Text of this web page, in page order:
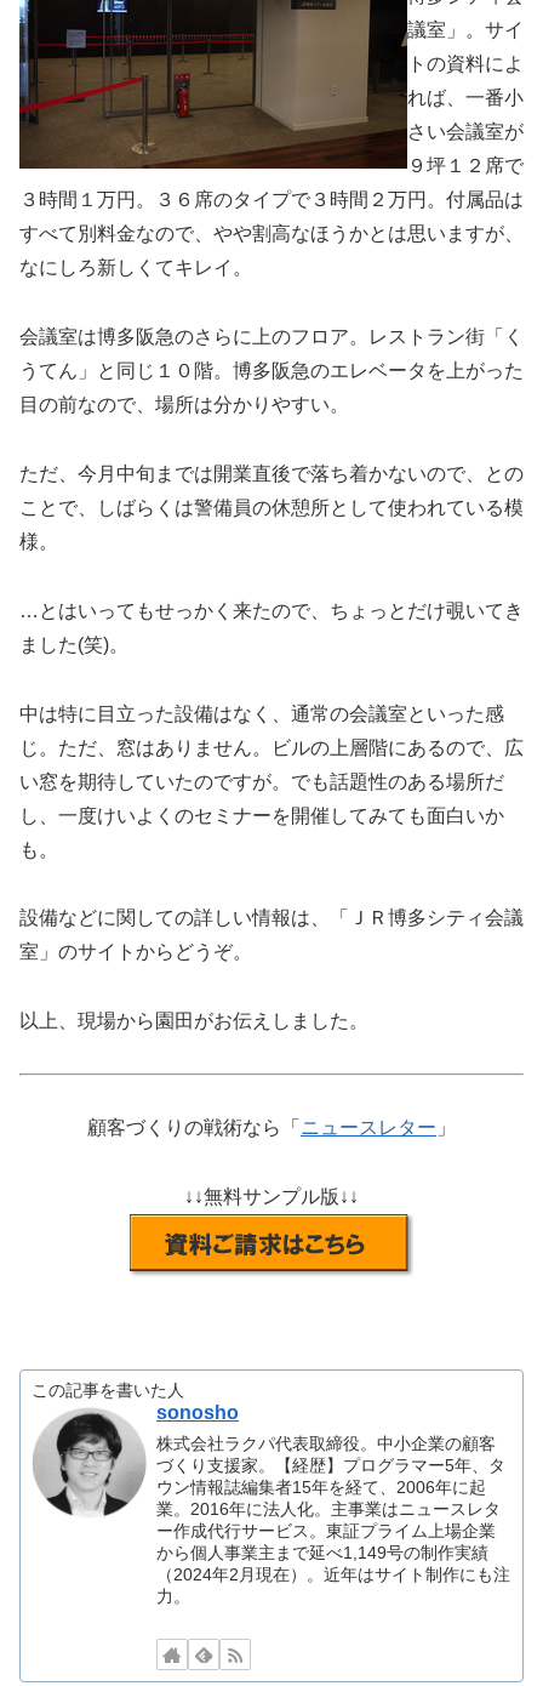
議室」。サイ
トの資料によ
れば、一番小
さい会議室が
９坪１２席で
３時間１万円。３６席のタイプで３時間２万円。付属品は
すべて別料金なので、やや割高なほうかとは思いますが、
なにしろ新しくてキレイ。
会議室は博多阪急のさらに上のフロア。レストラン街「く
うてん」と同じ１０階。博多阪急のエレベータを上がった
目の前なので、場所は分かりやすい。
ただ、今月中旬までは開業直後で落ち着かないので、との
ことで、しばらくは警備員の休憩所として使われている模
様。
…とはいってもせっかく来たので、ちょっとだけ覗いてき
ました(笑)。
中は特に目立った設備はなく、通常の会議室といった感
じ。ただ、窓はありません。ビルの上層階にあるので、広
い窓を期待していたのですが。でも話題性のある場所だ
し、一度けいよくのセミナーを開催してみても面白いか
も。
設備などに関しての詳しい情報は、「ＪＲ博多シティ会議
室」のサイトからどうぞ。
以上、現場から園田がお伝えしました。
顧客づくりの戦術なら「 ニュースレター 」
↓↓無料サンプル版↓↓
この記事を書いた人
sonosho
株式会社ラクパ代表取締役。中小企業の顧客
づくり支援家。【経歴】プログラマー5年、タ
ウン情報誌編集者15年を経て、2006年に起
業。2016年に法人化。主事業はニュースレタ
ー作成代行サービス。東証プライム上場企業
から個人事業主まで延べ1,149号の制作実績
（2024年2月現在）。近年はサイト制作にも注
力。